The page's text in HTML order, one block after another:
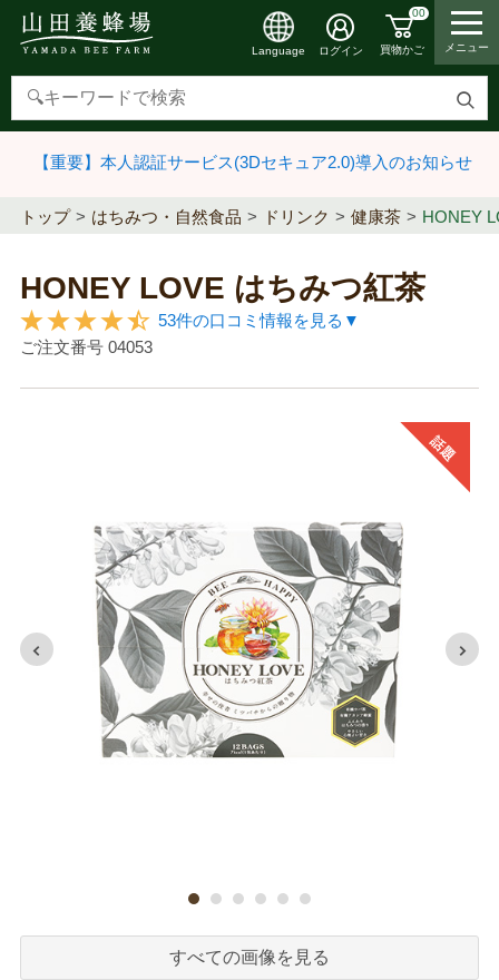
検
す
Language ログイン
00
買物かご メニュー
【重要】本人認証サービス(3Dセキュア2.0)導入のお知らせ
トップ はちみつ・自然食品 ドリンク 健康茶 HONEY
HONEY LOVE はちみつ紅茶
53件の口コミ情報を見る▼
ご注文番号 04053
話題
すべての画像を見る